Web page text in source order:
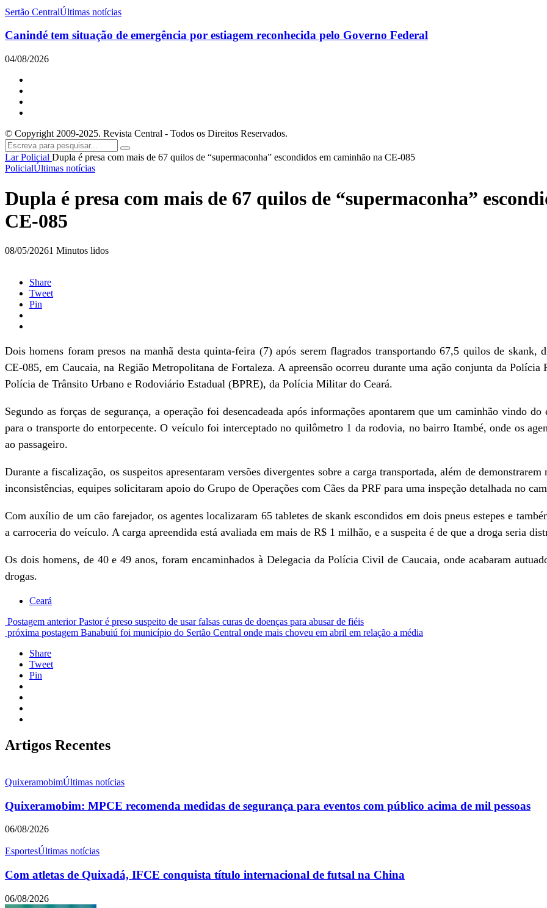
Sertão CentralÚltimas notícias
Canindé tem situação de emergência por estiagem reconhecida pelo Governo Federal
04/08/2026
© Copyright 2009-2025. Revista Central - Todos os Direitos Reservados.
LarPolicial Dupla é presa com mais de 67 quilos de “supermaconha” escondidos em caminhão na CE-085
PolicialÚltimas notícias
Dupla é presa com mais de 67 quilos de “supermaconha”
CE-085
08/05/20261 Minutos lidos
Share
Tweet
Pin
Dois homens foram presos na manhã desta quinta-feira (7) após serem flagrados transportando 67,5 quilos de skank,
CE-085, em Caucaia, na Região Metropolitana de Fortaleza. A apreensão ocorreu durante uma ação conjunta da
Polícia de Trânsito Urbano e Rodoviário Estadual (BPRE), da Polícia Militar do Ceará.
Segundo as forças de segurança, a operação foi desencadeada após informações apontarem que um caminhão vindo
para o transporte do entorpecente. O veículo foi interceptado no quilômetro 1 da rodovia, no bairro Itambé, onde os
ao passageiro.
Durante a fiscalização, os suspeitos apresentaram versões divergentes sobre a carga transportada, além de
inconsistências, equipes solicitaram apoio do Grupo de Operações com Cães da PRF para uma inspeção detalhada no
Com auxílio de um cão farejador, os agentes localizaram 65 tabletes de skank escondidos em dois pneus estepes e
a carroceria do veículo. A carga apreendida está avaliada em mais de R$ 1 milhão, e a suspeita é de que a droga seria
Os dois homens, de 40 e 49 anos, foram encaminhados à Delegacia da Polícia Civil de Caucaia, onde acabaram
drogas.
Ceará
Postagem anterior Pastor é preso suspeito de usar falsas curas de doenças para abusar de fiéis
próxima postagem Banabuiú foi município do Sertão Central onde mais choveu em abril em relação a média
Share
Tweet
Pin
Artigos Recentes
QuixeramobimÚltimas notícias
Quixeramobim: MPCE recomenda medidas de segurança para eventos com público acima de mil pessoas
06/08/2026
EsportesÚltimas notícias
Com atletas de Quixadá, IFCE conquista título internacional de futsal na China
06/08/2026